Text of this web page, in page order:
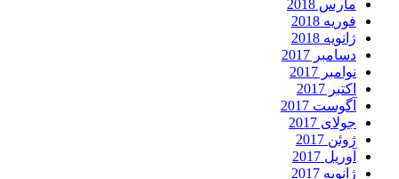
مارس 2018
فوریه 2018
ژانویه 2018
دسامبر 2017
نوامبر 2017
اکتبر 2017
آگوست 2017
جولای 2017
ژوئن 2017
آوریل 2017
ژانویه 2017